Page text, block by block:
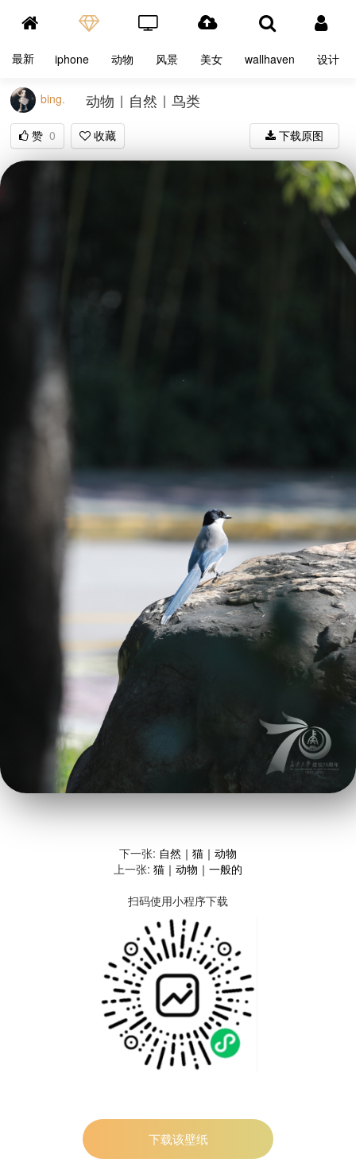
最新 iphone 动物 风景 美女 wallhaven 设计
bing. 动物｜自然｜鸟类
赞 0 收藏 下载原图
下一张: 自然｜猫｜动物
上一张: 猫｜动物｜一般的
扫码使用小程序下载
下载该壁纸